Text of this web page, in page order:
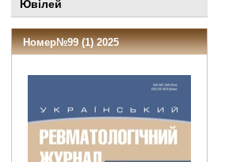
Ювілей
Номер№99 (1) 2025